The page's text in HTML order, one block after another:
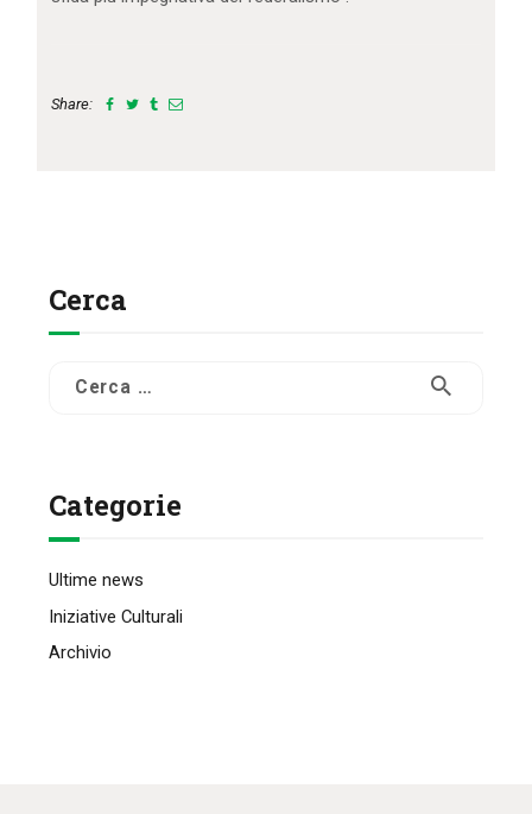
Share:
Cerca
Ricerca
Categorie
Ultime news
Iniziative Culturali
Archivio